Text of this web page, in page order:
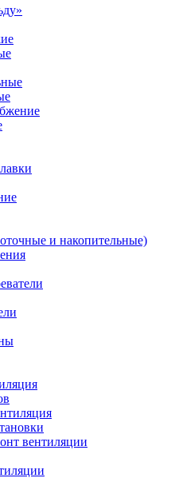
и накопительные)
вентиляции